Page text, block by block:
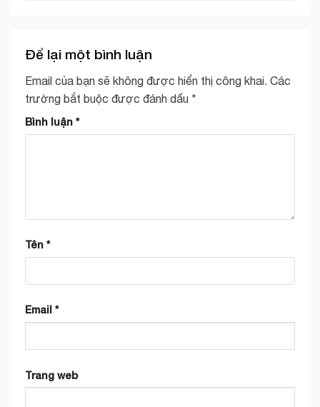
Để lại một bình luận
Email của bạn sẽ không được hiển thị công khai. Các
trường bắt buộc được đánh dấu *
Bình luận *
Tên *
Email *
Trang web